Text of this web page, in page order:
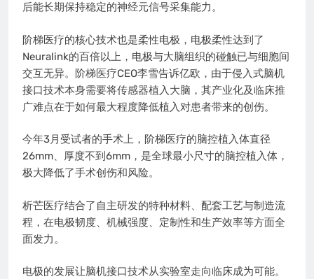
后能长期保持稳定的神经元信号采集能力。
阶梯医疗的核心技术也是柔性电极，电极柔性达到了
Neuralink的百倍以上，电极与大脑组织的碰触已与细胞间
交互无异。阶梯医疗CEO李雪告诉亿欧，由于侵入式脑机
接口技术本身需要将传感器植入大脑，其产业化及临床推
广难点在于如何最大程度降低植入对患者带来的创伤。
今年3月受试者的手术上，阶梯医疗的脑控植入体直径
26mm、厚度不到6mm，是全球最小尺寸的脑控植入体，
极大降低了手术创伤和风险。
析芒医疗结合了自主研发的特种材料、配套工艺与制造流
程，在电极韧度、机械强度、定制性和生产效率等方面全
面发力。
电极的发展让脑机接口技术从实验室走向临床成为可能。